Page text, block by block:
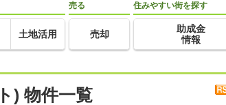
土地活用
売る
売却
住みやすい街を探す
助成金
情報
) 物件一覧